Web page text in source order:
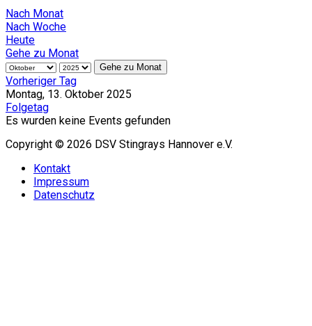
Nach Monat
Nach Woche
Heute
Gehe zu Monat
Gehe zu Monat
Vorheriger Tag
Montag, 13. Oktober 2025
Folgetag
Es wurden keine Events gefunden
Copyright © 2026 DSV Stingrays Hannover e.V.
Kontakt
Impressum
Datenschutz